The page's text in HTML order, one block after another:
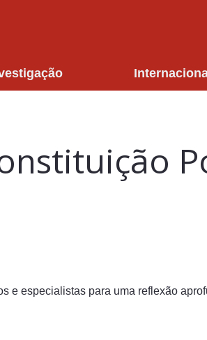
e especialistas para uma reflexão